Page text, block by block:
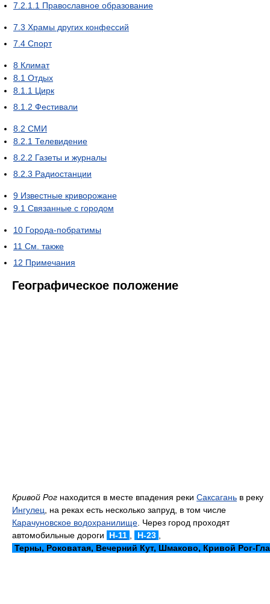
7.2.1.1 Православное образование
7.3 Храмы других конфессий
7.4 Спорт
8 Климат
8.1 Отдых
8.1.1 Цирк
8.1.2 Фестивали
8.2 СМИ
8.2.1 Телевидение
8.2.2 Газеты и журналы
8.2.3 Радиостанции
9 Известные криворожане
9.1 Связанные с городом
10 Города-побратимы
11 См. также
12 Примечания
Географическое положение
Кривой Рог находится в месте впадения реки Саксагань в реку
Ингулец, на реках есть несколько запруд, в том числе
Карачуновское водохранилище. Через город проходят
автомобильные дороги
Н-11 , Н-23 ,
Терны, Роковатая, Вечерний Кут, Шмаково, Кривой Рог-